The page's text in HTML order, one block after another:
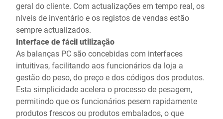
geral do cliente. Com actualizações em tempo real, os
níveis de inventário e os registos de vendas estão
sempre actualizados.
Interface de fácil utilização
As balanças PC são concebidas com interfaces
intuitivas, facilitando aos funcionários da loja a
gestão do peso, do preço e dos códigos dos produtos.
Esta simplicidade acelera o processo de pesagem,
permitindo que os funcionários pesem rapidamente
produtos frescos ou produtos embalados, o que